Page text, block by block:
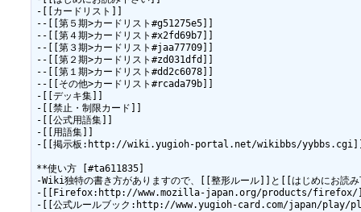
-[[カードリスト]]
--[[第５期>カードリスト#g51275e5]]
--[[第４期>カードリスト#x2fd69b7]]
--[[第３期>カードリスト#jaa77709]]
--[[第２期>カードリスト#zd031dfd]]
--[[第１期>カードリスト#dd2c6078]]
--[[その他>カードリスト#rcada79b]]
-[[デッキ集]]
-[[禁止・制限カード]]
-[[公式用語集]]
-[[用語集]]
-[[掲示板:http://wiki.yugioh-portal.net/wikibbs/
**使い方 [#ta611835]
-Wiki独特の書き方がありますので、[[整形ルール]]と[[はじめにお読み
-[[Firefox:http://www.mozilla-japan.org/products/firefox/]]を